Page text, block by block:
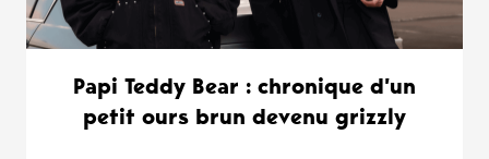
Papi Teddy Bear : chronique d’un
petit ours brun devenu grizzly